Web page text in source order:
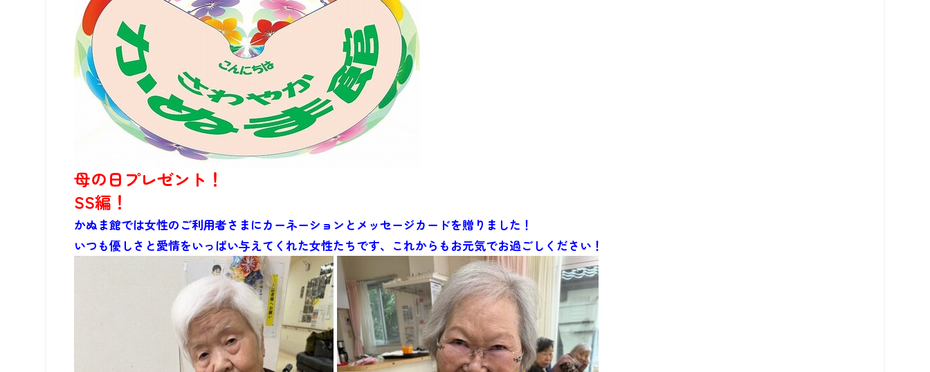
母の日プレゼント！
SS編！
かぬま館では女性のご利用者さまにカーネーションとメッセージカードを贈りました！
いつも優しさと愛情をいっぱい与えてくれた女性たちです、これからもお元気でお過ごしください！